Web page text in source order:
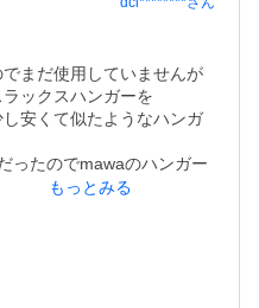
まだ使用していませんが
ックスハンガーを
安くて似たようなハンガ
ったのでmawaのハンガー
ので20本購入しました。
ゴムの部分、安っぽくな
入したいと思います。
もっとみる